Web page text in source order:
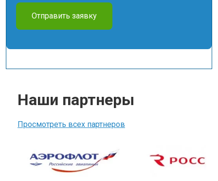
Отправить заявку
Наши партнеры
Просмотреть всех партнеров